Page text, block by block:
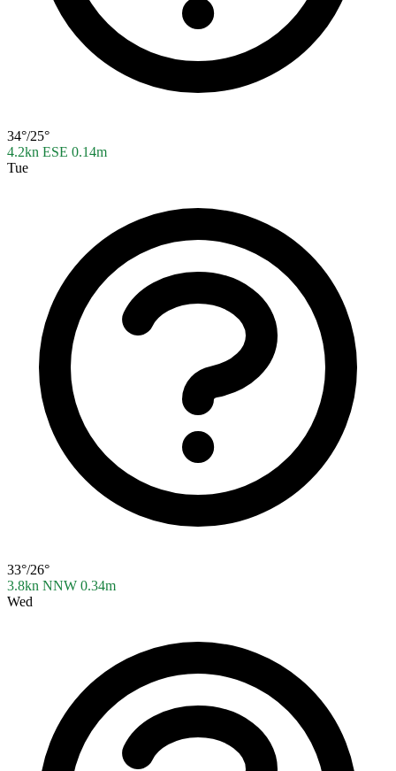
34°/25°
4.2kn ESE 0.14m
Tue
33°/26°
3.8kn NNW 0.34m
Wed